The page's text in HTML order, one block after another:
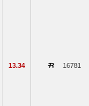
13.34 16781